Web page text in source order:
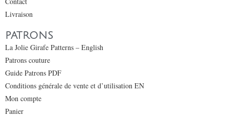
Livraison
PATRONS
La Jolie Girafe Patterns – English
Patrons couture
Guide Patrons PDF
Conditions générale de vente et d’utilisation EN
Mon compte
Panier